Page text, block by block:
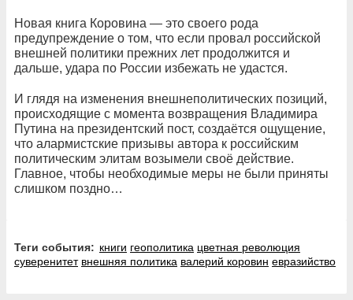
Новая книга Коровина — это своего рода
предупреждение о том, что если провал российской
внешней политики прежних лет продолжится и
дальше, удара по России избежать не удастся.
И глядя на изменения внешнеполитических позиций,
происходящие с момента возвращения Владимира
Путина на президентский пост, создаётся ощущение,
что алармистские призывы автора к российским
политическим элитам возымели своё действие.
Главное, чтобы необходимые меры не были приняты
слишком поздно…
Теги события: книги геополитика цветная революция
суверенитет внешняя политика валерий коровин евразийство